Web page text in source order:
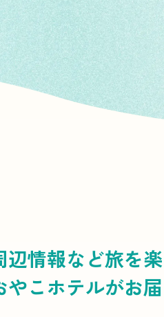
辺情報など旅を
やこホテルがお